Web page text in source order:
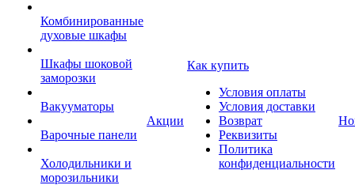
Комбинированные
духовые шкафы
Шкафы шоковой
заморозки
Вакууматоры
Варочные панели
Холодильники и
морозильники
Акции
Как купить
Условия оплаты
Условия доставки
Возврат
Реквизиты
Политика
конфиденциальности